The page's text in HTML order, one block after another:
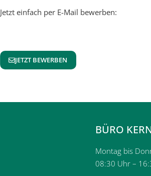
Jetzt einfach per E-Mail bewerben:
JETZT BEWERBEN
BÜRO
Montag bis
08:30 Uhr –